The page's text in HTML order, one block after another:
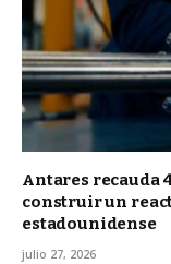
Antares recauda
construir un
estadounidense
julio 27, 2026